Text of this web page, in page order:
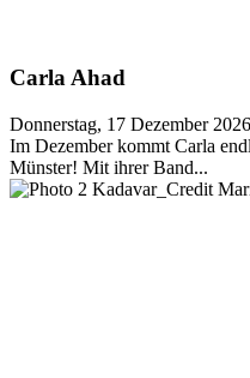
Carla Ahad
Donnerstag, 17 Dezember 2026
Im Dezember kommt Carla
Münster! Mit ihrer Band...